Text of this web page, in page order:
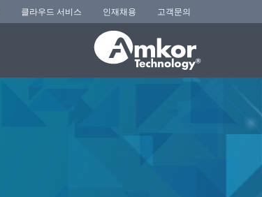
클라우드 서비스 인재채용 고객문의